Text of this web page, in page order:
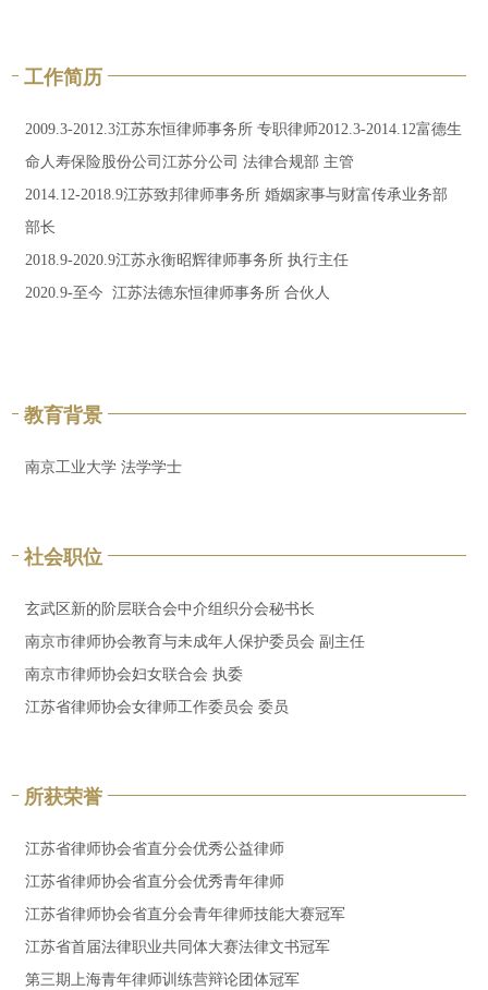
工作简历
2009.3-2012.3江苏东恒律师事务所 专职律师2012.3-2014.12富德生
命人寿保险股份公司江苏分公司 法律合规部 主管
2014.12-2018.9江苏致邦律师事务所 婚姻家事与财富传承业务部
部长
2018.9-2020.9江苏永衡昭辉律师事务所 执行主任
2020.9-至今 江苏法德东恒律师事务所 合伙人
教育背景
南京工业大学 法学学士
社会职位
玄武区新的阶层联合会中介组织分会秘书长
南京市律师协会教育与未成年人保护委员会 副主任
南京市律师协会妇女联合会 执委
江苏省律师协会女律师工作委员会 委员
所获荣誉
江苏省律师协会省直分会优秀公益律师
江苏省律师协会省直分会优秀青年律师
江苏省律师协会省直分会青年律师技能大赛冠军
江苏省首届法律职业共同体大赛法律文书冠军
第三期上海青年律师训练营辩论团体冠军